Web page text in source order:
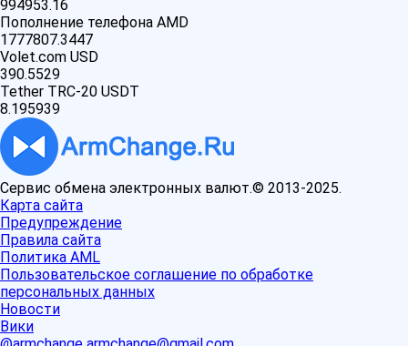
994953.16
Пополнение телефона AMD
1777807.3447
Volet.com USD
390.5529
Tether TRC-20 USDT
8.195939
Сервис обмена электронных валют.© 2013-2025.
Карта сайта
Предупреждение
Правила сайта
Политика AML
Пользовательское соглашение по обработке
персональных данных
Новости
Вики